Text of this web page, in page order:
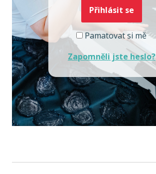
Pamatovat si mě
Zapomněli jste heslo?